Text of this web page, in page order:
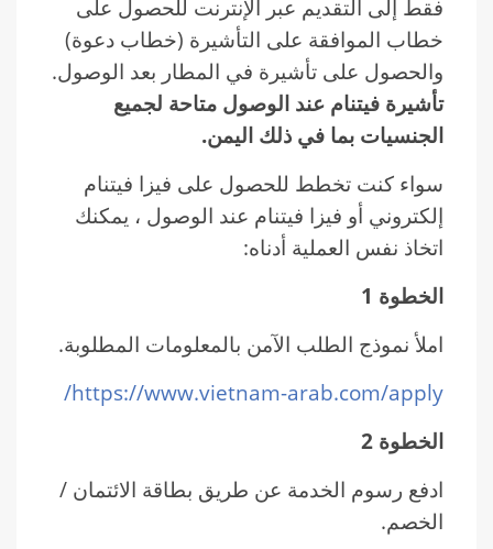
فقط إلى التقديم عبر الإنترنت للحصول على
خطاب الموافقة على التأشيرة (خطاب دعوة)
والحصول على تأشيرة في المطار بعد الوصول.
تأشيرة فيتنام عند الوصول متاحة لجميع
الجنسيات بما في ذلك اليمن.
سواء كنت تخطط للحصول على فيزا فيتنام
إلكتروني أو فيزا فيتنام عند الوصول ، يمكنك
اتخاذ نفس العملية أدناه:
الخطوة 1
املأ نموذج الطلب الآمن بالمعلومات المطلوبة.
https://www.vietnam-arab.com/apply/
الخطوة 2
ادفع رسوم الخدمة عن طريق بطاقة الائتمان /
الخصم.